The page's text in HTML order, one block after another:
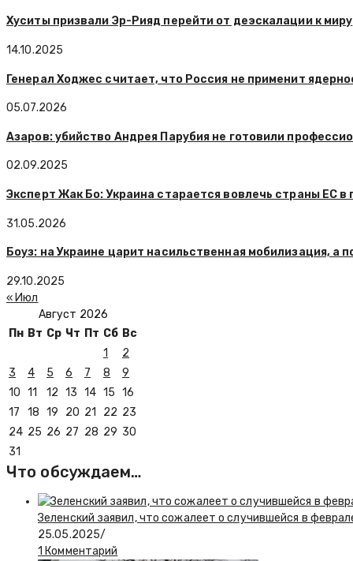
Хуситы призвали Эр-Рияд перейти от деэскалации к миру
14.10.2025
Генерал Ходжес считает, что Россия не применит
05.07.2026
Азаров: убийство Андрея Парубия не готовили
02.09.2025
Эксперт Жак Бо: Украина старается вовлечь страны ЕС в
31.05.2026
Боуз: на Украине царит насильственная мобилизация, а
29.10.2025
« Июл
Август 2026
Пн Вт Ср Чт Пт Сб Вс
1
2
3
4 5 6 7 8
9
10 11 12 13 14 15 16
17
18 19 20 21 22 23
24 25 26 27 28 29 30
31
Что обсуждаем…
Зеленский заявил, что сожалеет о случившейся в
25.05.2025/
1 Комментарий